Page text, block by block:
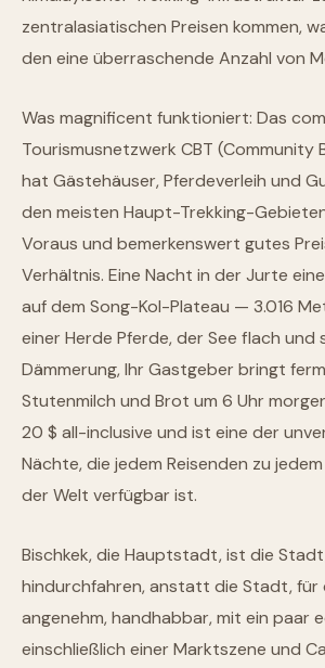
zentralasiatischen Preisen kommen,
den eine überraschende Anzahl von
Was magnificent funktioniert: Das
Tourismusnetzwerk CBT (Community
hat Gästehäuser, Pferdeverleih und
den meisten Haupt-Trekking-
Voraus und bemerkenswert gutes
Verhältnis. Eine Nacht in der Jurte einer
auf dem Song-Kol-Plateau — 3.016
einer Herde Pferde, der See flach und
Dämmerung, Ihr Gastgeber bringt
Stutenmilch und Brot um 6 Uhr
20 $ all-inclusive und ist eine der
Nächte, die jedem Reisenden zu jedem
der Welt verfügbar ist.
Bischkek, die Hauptstadt, ist die Stadt,
hindurchfahren, anstatt die Stadt, für
angenehm, handhabbar, mit ein paar
einschließlich einer Marktszene und